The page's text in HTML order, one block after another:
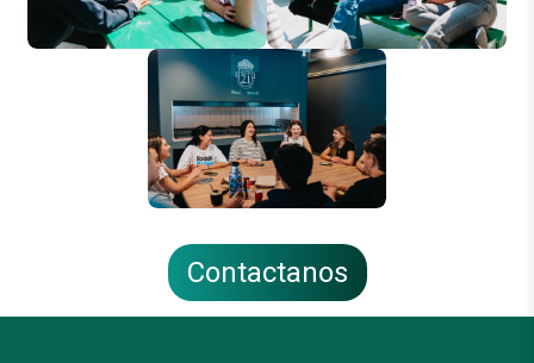
Contactanos